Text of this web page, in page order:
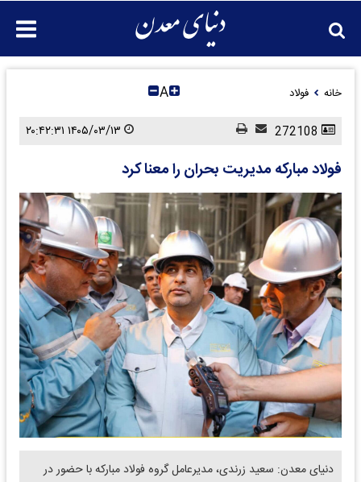
خانه فولاد A
فولاد مبارکه مدیریت بحران را معنا کرد
دنیای معدن: سعید زرندی، مدیرعامل گروه فولاد مبارکه با حضور در